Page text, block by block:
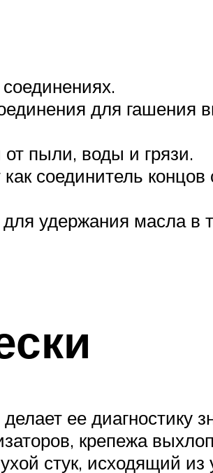
для гашения
пыли, воды и грязи.
соединитель концов
удержания масла в
ее диагностику
крепежа
стук, исходящий из